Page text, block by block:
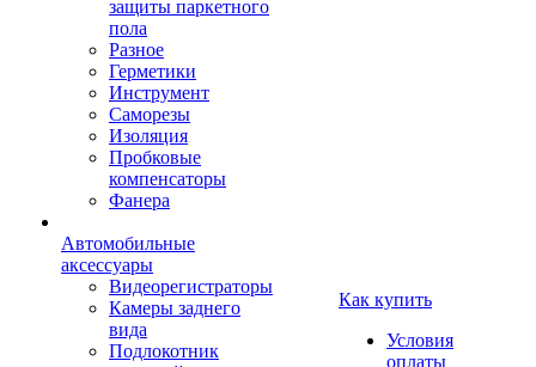
защиты паркетного
пола
Разное
Герметики
Инструмент
Саморезы
Изоляция
Пробковые
компенсаторы
Фанера
Автомобильные
аксессуары
Видеорегистраторы
Камеры заднего
вида
Подлокотник
Как купить
Условия
оплаты